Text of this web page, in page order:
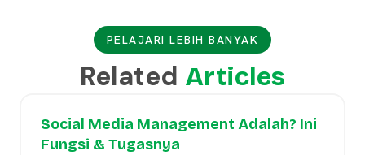
PELAJARI LEBIH BANYAK
Related Articles
Social Media Management Adalah? Ini
Fungsi & Tugasnya